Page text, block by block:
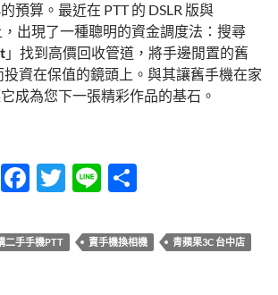
預算。最近在 PTT 的 DSLR 版與
出現了一種聰明的資金調度法：搜尋
」找到高價回收管道，將手邊閒置的舊
投資在保值的鏡頭上。與其讓舊手機在家
成為您下一張精彩作品的基石。
手機 PTT 攝影迷推薦：賣掉 iPhone 換單眼
F
e
b
T
itt
er
Li
e
二手手機PTT 賣手機換相機
青蘋果3C 台中店